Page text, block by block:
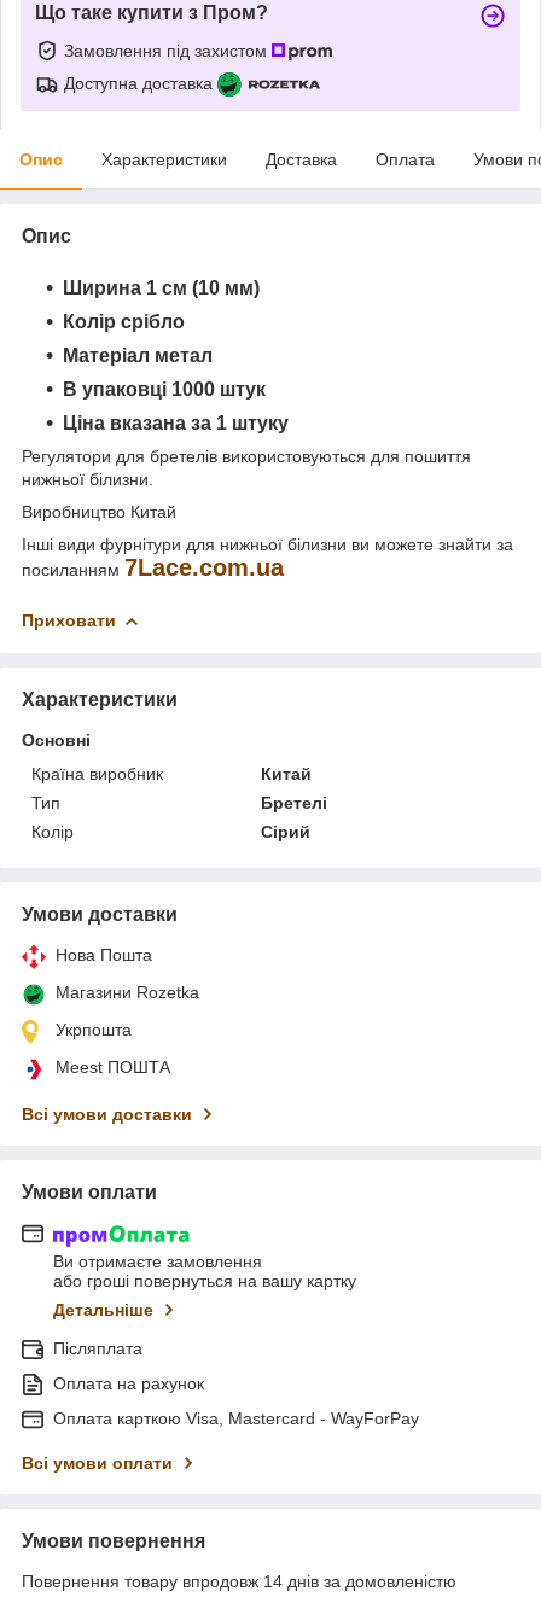
Що таке купити з Пром?
Замовлення під захистом
Доступна доставка
Опис Характеристики Доставка Оплата Умови
Опис
Ширина 1 см (10 мм)
Колір срібло
Матеріал метал
В упаковці 1000 штук
Ціна вказана за 1 штуку
Регулятори для бретелів використовуються для пошиття
нижньої білизни.
Виробництво Китай
Інші види фурнітури для нижньої білизни ви можете знайти за
посиланням 7Lace.com.ua
Приховати
Характеристики
Основні
Країна виробник
Китай
Тип
Бретелі
Колір
Сірий
Умови доставки
Нова Пошта
Магазини Rozetka
Укрпошта
Meest ПОШТА
Всі умови доставки
Умови оплати
Ви отримаєте замовлення
або гроші повернуться на вашу картку
Детальніше
Післяплата
Оплата на рахунок
Оплата карткою Visa, Mastercard - WayForPay
Всі умови оплати
Умови повернення
Повернення товару впродовж 14 днів за домовленістю